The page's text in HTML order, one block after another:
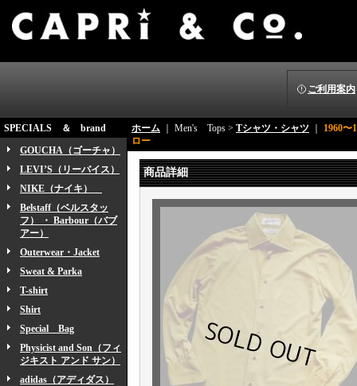
ご利用案内
SPECIALS ＆ brand
GOUCHA（ゴーチャ）
LEVI’S（リーバイス）
NIKE（ナイキ）
Belstaff（ベルスタッ
フ） ・ Barbour（バブ
アー）
Outerwear・Jacket
Sweat & Parka
T-shirt
Shirt
Special Bag
Physicist and Son（フィ
ジキスト アンド サン）
adidas（アディダス）
ホーム ｜ Men's Tops > Tシャツ・シャツ
1960
ロー
商品詳細